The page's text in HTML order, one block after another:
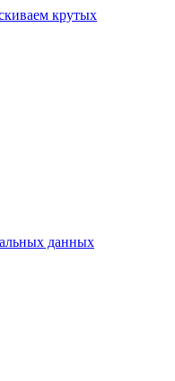
крутых
данных